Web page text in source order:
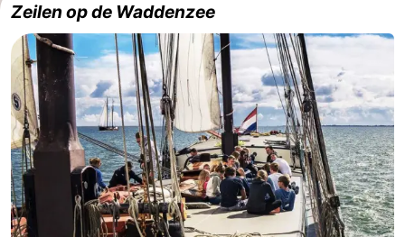
Zeilen op de Waddenzee